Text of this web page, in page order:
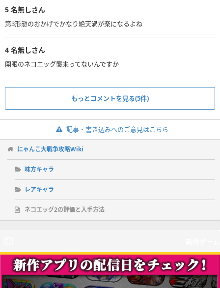
5 名無しさん
第3形態のおかげでかなり絶天渦が楽になるよね
4 名無しさん
開眼のネコエッグ襲来ってないんですか
もっとコメントを見る(5件)
記事・書き込みへのご意見はこちら
にゃんこ大戦争攻略Wiki
味方キャラ
レアキャラ
ネコエッグ2の評価と入手方法